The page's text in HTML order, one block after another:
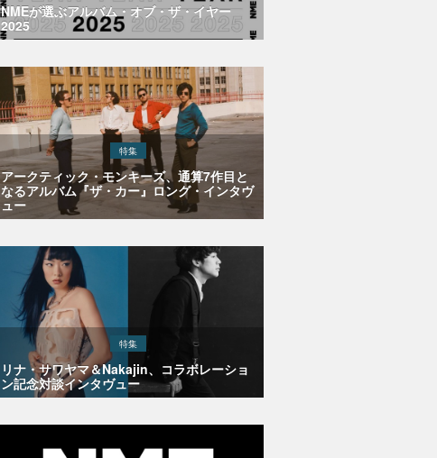
NMEが選ぶアルバム・オブ・ザ・イヤー
2025
特集
アークティック・モンキーズ、通算7作目と
なるアルバム『ザ・カー』ロング・インタヴ
ュー
特集
リナ・サワヤマ＆Nakajin、コラボレーショ
ン記念対談インタヴュー